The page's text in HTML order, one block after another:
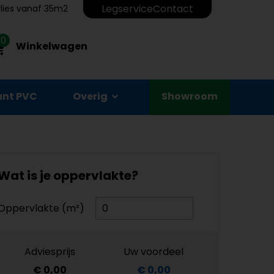
vanaf 35m2 LegserviceContact
0 Winkelwagen
PVC Overig Showroom
is je oppervlakte?
(m²)
Adviesprijs
€ 0,00
Uw voordeel
€ 0,00